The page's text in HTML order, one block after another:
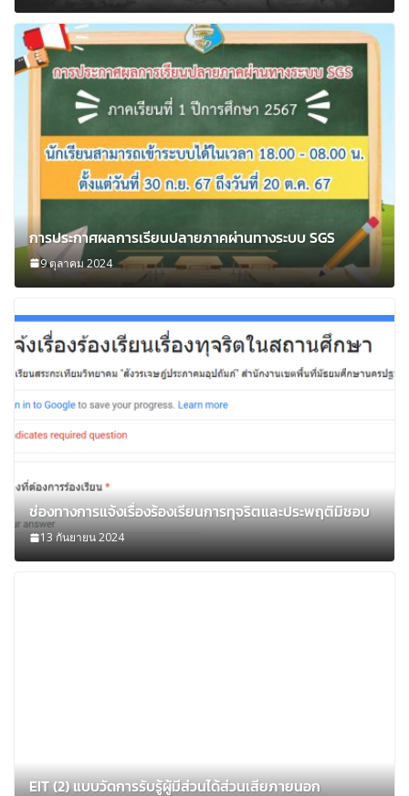
การประกาศผลการเรียนปลายภาคผ่านทางระบบ SGS
9 ตุลาคม 2024
ช่องทางการแจ้งเรื่องร้องเรียนการทุจริตและประพฤติมิชอบ
13 กันยายน 2024
EIT (2) แบบวัดการรับรู้ผู้มีส่วนได้ส่วนเสียภายนอก